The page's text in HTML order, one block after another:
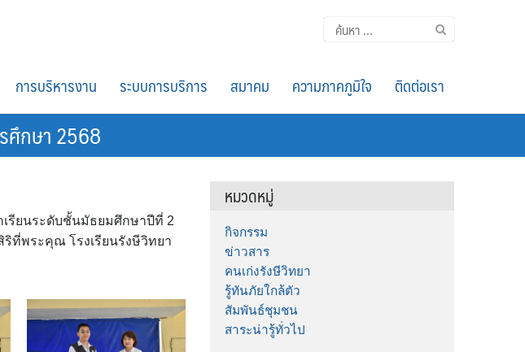
ค้นหา
สำหรับ:
การบริหารงาน ระบบการบริการ สมาคม ความภาคภูมิใจ ติดต่อเรา
ศึกษา 2568
รียนระดับชั้นมัธยมศึกษาปีที่ 2
ริที่พระคุณ โรงเรียนรังษีวิทยา
หมวดหมู่
กิจกรรม
ข่าวสาร
คนเก่งรังษีวิทยา
รู้ทันภัยใกล้ตัว
สัมพันธ์ชุมชน
สาระน่ารู้ทั่วไป